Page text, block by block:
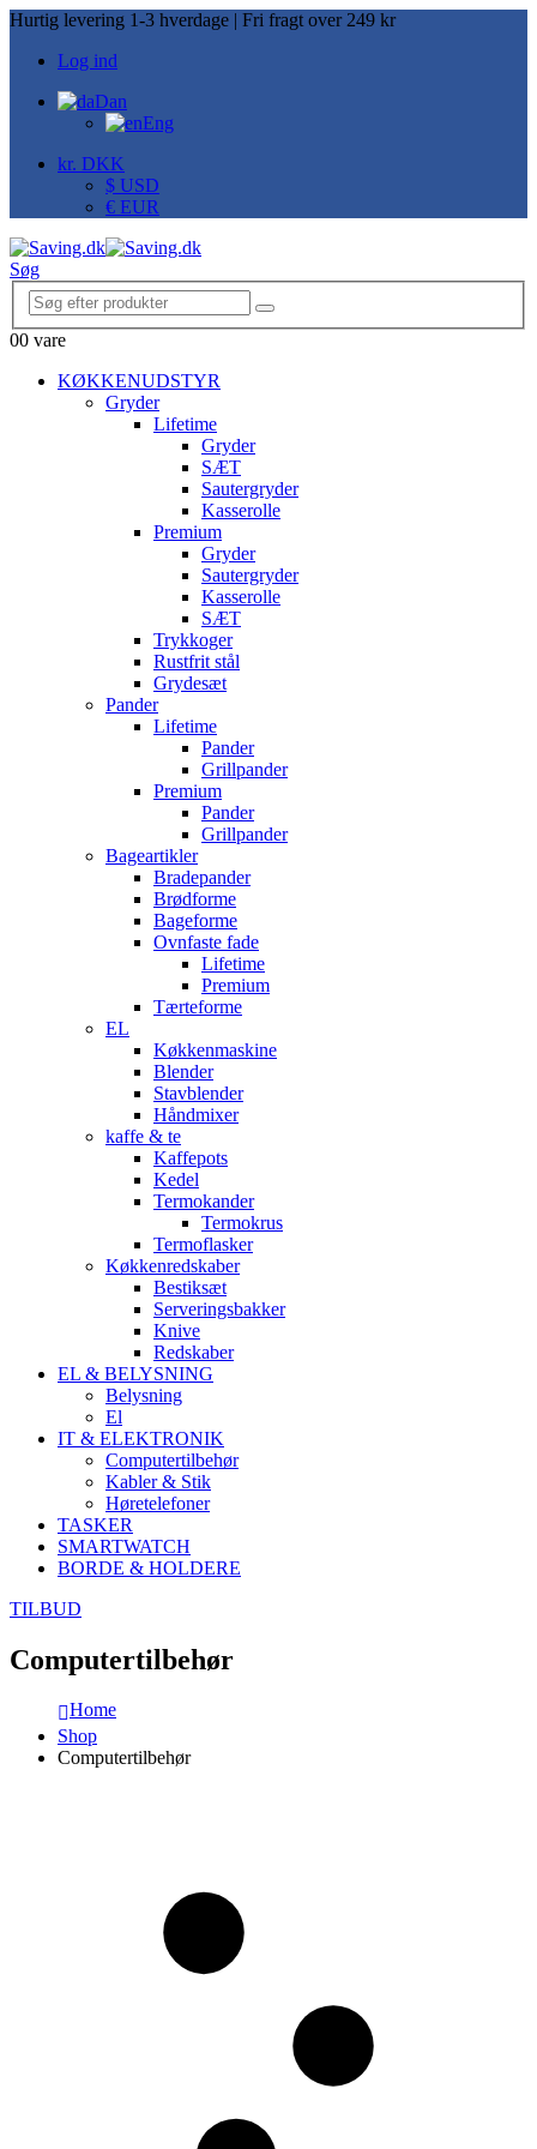
Hurtig levering 1-3 hverdage | Fri fragt over 249 kr
Log ind
Dan
Eng
kr. DKK
$ USD
€ EUR
Søg
00 vare
KØKKENUDSTYR
Gryder
Lifetime
Gryder
SÆT
Sautergryder
Kasserolle
Premium
Gryder
Sautergryder
Kasserolle
SÆT
Trykkoger
Rustfrit stål
Grydesæt
Pander
Lifetime
Pander
Grillpander
Premium
Pander
Grillpander
Bageartikler
Bradepander
Brødforme
Bageforme
Ovnfaste fade
Lifetime
Premium
Tærteforme
EL
Køkkenmaskine
Blender
Stavblender
Håndmixer
kaffe & te
Kaffepots
Kedel
Termokander
Termokrus
Termoflasker
Køkkenredskaber
Bestiksæt
Serveringsbakker
Knive
Redskaber
EL & BELYSNING
Belysning
El
IT & ELEKTRONIK
Computertilbehør
Kabler & Stik
Høretelefoner
TASKER
SMARTWATCH
BORDE & HOLDERE
TILBUD
Computertilbehør
Home
Shop
Computertilbehør